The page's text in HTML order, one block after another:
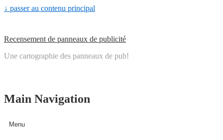
↓ passer au contenu principal
Recensement de panneaux de publicité
Une cartographie des panneaux de pub!
Main Navigation
Menu